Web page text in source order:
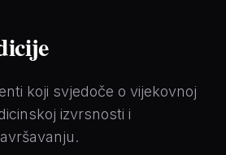
koji svjedoče o vijekovnoj
izvrsnosti i